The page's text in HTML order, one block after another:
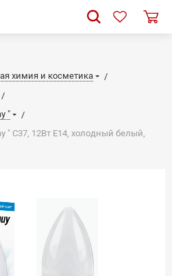
химия и косметика
"
" С37, 12Вт Е14, холодный белый,